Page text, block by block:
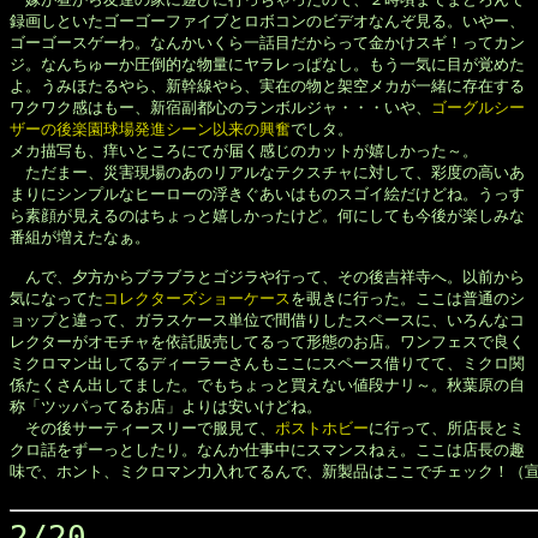
録画しといたゴーゴーファイブとロボコンのビデオなんぞ見る。いやー、
ゴーゴースゲーわ。なんかいくら一話目だからって金かけスギ！ってカン
ジ。なんちゅーか圧倒的な物量にヤラレっぱなし。もう一気に目が覚めた
よ。うみほたるやら、新幹線やら、実在の物と架空メカが一緒に存在する
ワクワク感はもー、新宿副都心のランボルジャ・・・いや、 ゴーグルシー
ザーの後楽園球場発進シーン以来の興奮でしタ。
メカ描写も、痒いところにてが届く感じのカットが嬉しかった～。
ただまー、災害現場のあのリアルなテクスチャに対して、彩度の高いあ
まりにシンプルなヒーローの浮きぐあいはものスゴイ絵だけどね。うっす
ら素顔が見えるのはちょっと嬉しかったけど。何にしても今後が楽しみな
番組が増えたなぁ。
んで、夕方からブラブラとゴジラや行って、その後吉祥寺へ。以前から
気になってた コレクターズショーケースを覗きに行った。ここは普通のシ
ョップと違って、ガラスケース単位で間借りしたスペースに、いろんなコ
レクターがオモチャを依託販売してるって形態のお店。ワンフェスで良く
ミクロマン出してるディーラーさんもここにスペース借りてて、ミクロ関
係たくさん出してました。でもちょっと買えない値段ナリ～。秋葉原の自
称「ツッパってるお店」よりは安いけどね。
その後サーティースリーで服見て、 ポストホビーに行って、所店長とミ
クロ話をずーっとしたり。なんか仕事中にスマンスねぇ。ここは店長の趣
味で、ホント、ミクロマン力入れてるんで、新製品はここでチェック！（